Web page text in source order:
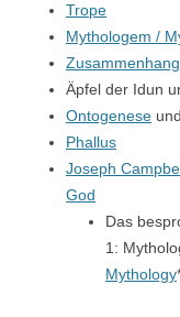
Trope
Mythologem /
Äpfel der Idun
Ontogenese und
Phallus
Joseph
God
Das
1:
Mythology